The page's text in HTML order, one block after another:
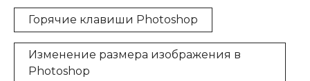
Горячие клавиши Photoshop
Изменение размера изображения в
Photoshop